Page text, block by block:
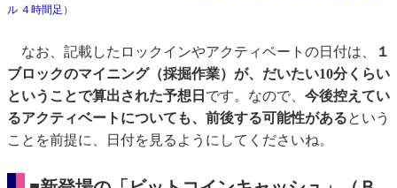
ル ４時間足 ）
なお、記載したロックインやアクティベートの日付は、
１
ブロックのマイニング（採掘作業）が、だいたい10分くらい
ということで算出された予想日 です。なので、 今後控えてい
るアクティベートについても、前後する可能性があるという
ことを前提に、日付を見るようにしてくださいね。